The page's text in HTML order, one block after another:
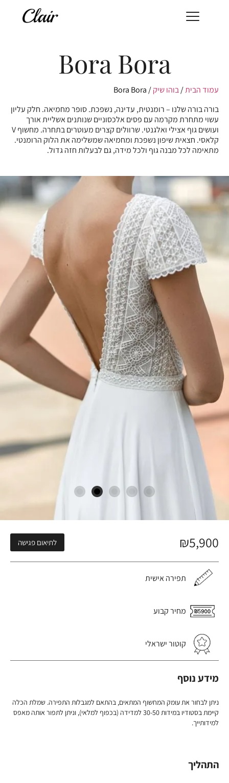
Bora Bora
עמוד הבית/בוהו שיק/ Bora Bora
בורה בורה שלנו – רומנטית, עדינה, נשפכת. סופר מחמיאה. חלק עליון
עשוי מתחרת מקרמה עם פסים אלכסוניים שנותנים אשליית אורך
ועושים גוף אצילי ואלגנטי. שרוולים קצרים מעוטרים בתחרה. מחשוף V
קלאסי. חצאית שיפון נשפכת ומחמיאה שמשלימה את הלוק הרומנטי.
מתאימה לכל מבנה גוף ולכל מידה, גם לבעלות חזה גדול.
₪5,900 לתיאום פגישה
תפירה אישית
מחיר קבוע
קוטור ישראלי
מידע נוסף
ניתן לבחור את עומק המחשוף המתאים, בהתאם למגבלות התפירה. שמלת הכלה
קיימת בסטודיו במידות 30-50 למדידה (בכפוף למלאי), וניתן לתפור אותה מאפס
למידותייך.
התהליך